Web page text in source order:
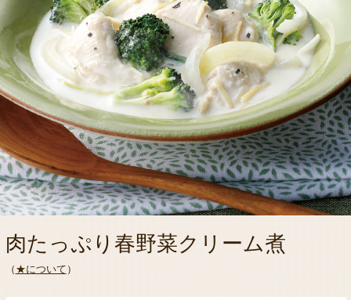
肉たっぷり春野菜クリーム煮
（ ★について ）